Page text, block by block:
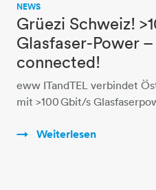
NEWS
Grüezi Schweiz!
Glasfaser-Power
connected!
eww ITandTEL verbindet
mit >100 Gbit/s
Weiterlesen